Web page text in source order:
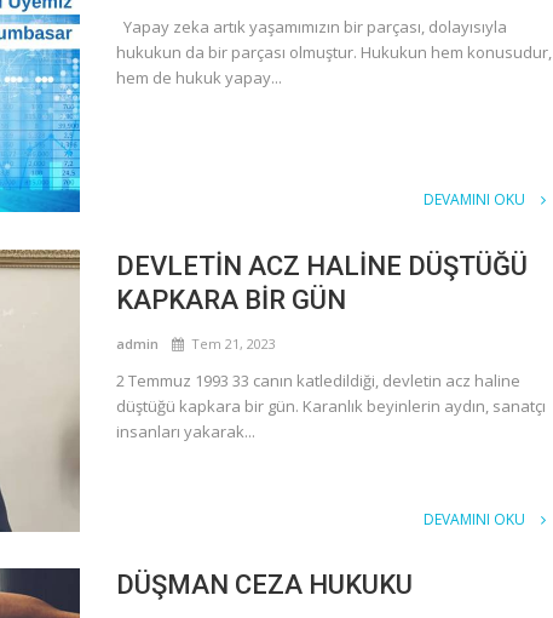
Yapay zeka artık yaşamımızın bir parçası, dolayısıyla
hukukun da bir parçası olmuştur. Hukukun hem konusudur,
hem de hukuk yapay...
DEVAMINI OKU
DEVLETİN ACZ HALİNE DÜŞTÜĞÜ
KAPKARA BİR GÜN
admin Tem 21, 2023
2 Temmuz 1993 33 canın katledildiği, devletin acz haline
düştüğü kapkara bir gün. Karanlık beyinlerin aydın, sanatçı
insanları yakarak...
DEVAMINI OKU
DÜŞMAN CEZA HUKUKU